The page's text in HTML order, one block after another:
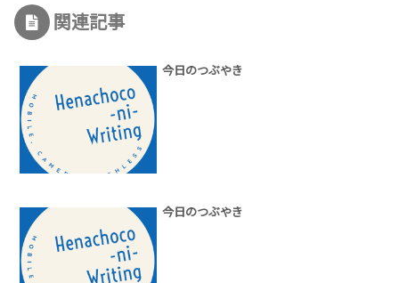
関連記事
今日のつぶやき
今日のつぶやき